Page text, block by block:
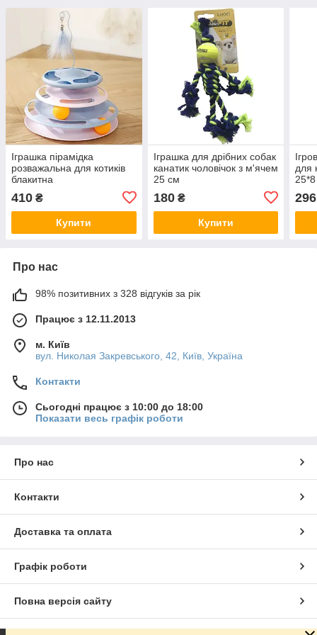
Іграшка пірамідка
розважальна для котиків
блакитна
410 ₴
Купити
Іграшка для дрібних собак
канатик чоловічок з м'ячем
25 см
180₴
Купити
для
296
Про нас
98% позитивних з 328 відгуків за рік
Працює з 12.11.2013
м. Київ
вул. Николая Закревського, 42, Київ, Україна
Контакти
Сьогодні працює з 10:00 до 18:00
Показати весь графік роботи
Про нас
Контакти
Доставка та оплата
Графік роботи
Повна версія сайту